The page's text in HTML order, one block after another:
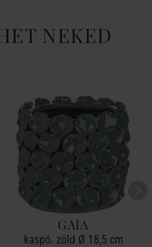
NEKED
GAIA
kaspó. zöld Ø 18,5 cm